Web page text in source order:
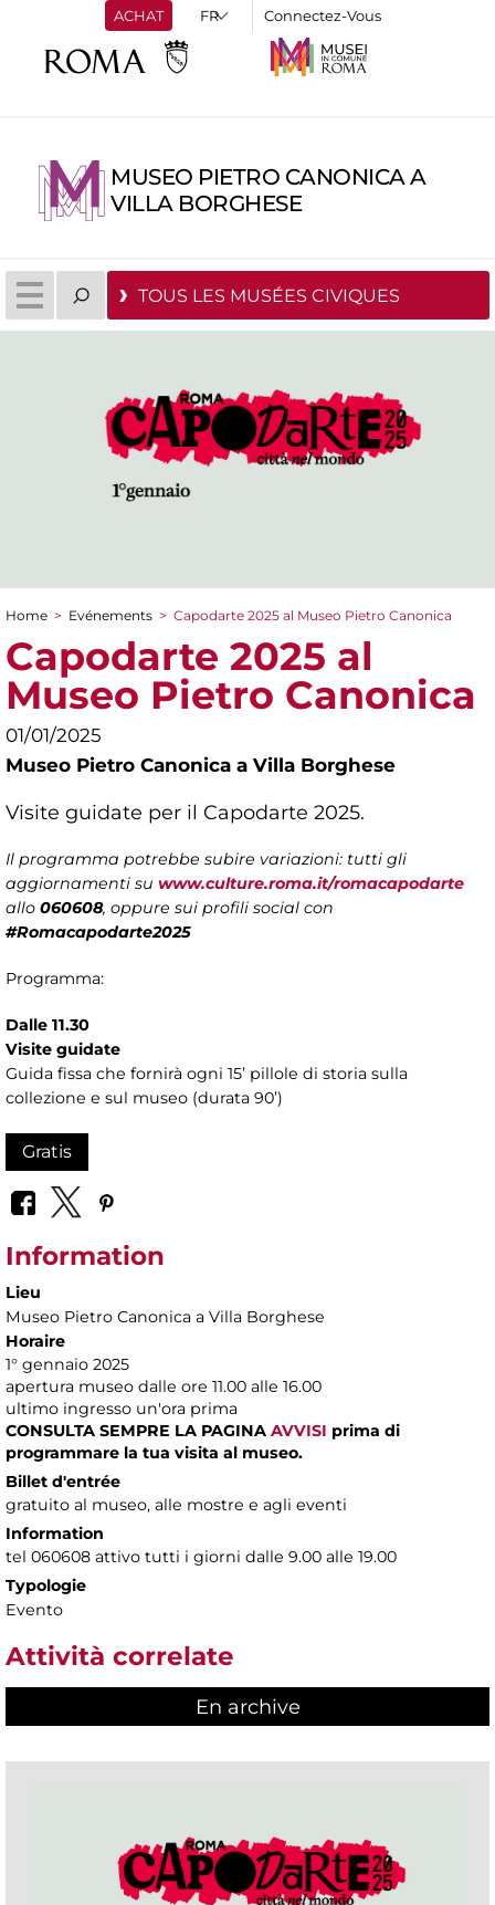
ACHAT Connectez-Vous
MUSEO PIETRO CANONICA A
VILLA BORGHESE
TOUS LES MUSÉES CIVIQUES
You are here
Home > Evénements > Capodarte 2025 al Museo Pietro Canonica
Capodarte 2025 al
Museo Pietro Canonica
01/01/2025
Museo Pietro Canonica a Villa Borghese
Visite guidate per il Capodarte 2025.
Il programma potrebbe subire variazioni: tutti gli
aggiornamenti su www.culture.roma.it/romacapodarte
allo 060608, oppure sui profili social con
#Romacapodarte2025
Programma:
Dalle 11.30
Visite guidate
Guida fissa che fornirà ogni 15’ pillole di storia sulla
collezione e sul museo (durata 90’)
Gratis
Information
Lieu
Museo Pietro Canonica a Villa Borghese
Horaire
1° gennaio 2025
apertura museo dalle ore 11.00 alle 16.00
ultimo ingresso un'ora prima
CONSULTA SEMPRE LA PAGINA AVVISI prima di
programmare la tua visita al museo.
Billet d'entrée
gratuito al museo, alle mostre e agli eventi
Information
tel 060608 attivo tutti i giorni dalle 9.00 alle 19.00
Typologie
Evento
Attività correlate
En archive